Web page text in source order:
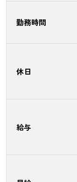
勤務時間
休日
給与